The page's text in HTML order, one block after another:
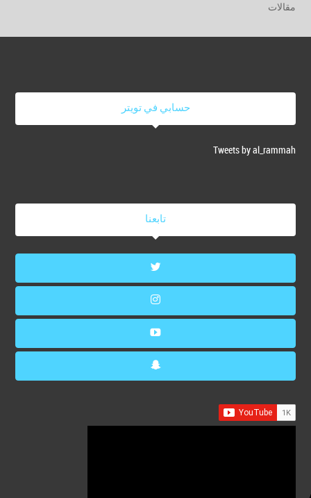
مقالات
حسابي في تويتر
Tweets by al_rammah
تابعنا